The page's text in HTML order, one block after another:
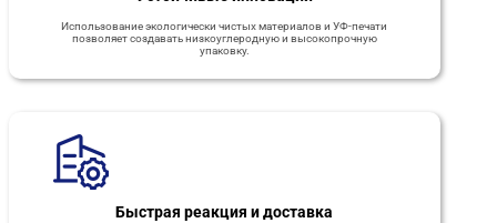
Использование экологически чистых материалов и УФ-печати
позволяет создавать низкоуглеродную и высокопрочную
упаковку.
Быстрая реакция и доставка